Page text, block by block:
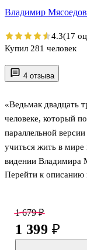
4 отзыва
«Ведьмак двадцать
человеке, который
параллельной
учиться жить в
видении Владимира
совсем не мирным:
оборотни, духи и
ждёт не только на
цикла, и в ней
Перейти к описанию
Владимир Мясоедов
4.3(17
Купил 281 человек
1 679 ₽
1 399 ₽